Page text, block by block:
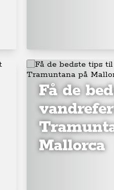
Få de
Mallorca